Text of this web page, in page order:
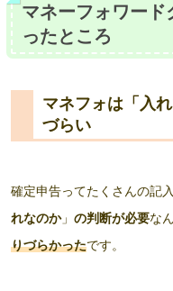
マネーフォワード
ったところ
マネフォは「入
づらい
確定申告ってたくさんの記
れなのか」 の判断が必要な
りづらかったです。